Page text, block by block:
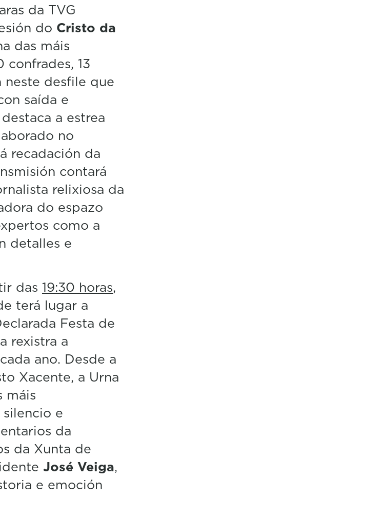
da TVG
do Cristo da
das máis
confrades, 13
neste desfile que
saída e
a estrea
no
recadación da
contará
relixiosa da
do espazo
como a
detalles e
das 19:30 horas,
terá lugar a
Festa de
rexistra a
ano. Desde a
Xacente, a Urna
máis
e
da
da Xunta de
José Veiga,
e emoción